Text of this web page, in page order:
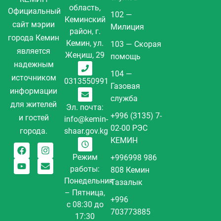
Официальный
сайт мэрии
города Кемин
является
надежным
источником
информации
для жителей
и гостей
города.
область,
Кеминский
район, г.
Кемин, ул.
Жеңиш, 29
0313550991
Эл. почта:
info@kemin-
shaar.gov.kg
Режим
работы:
Понедельник
– Пятница,
с 08:30 до
17:30
102 —
Милиция
103 — Скорая
помощь
104 —
Газовая
служба
+996 (3135) 7-
02-00 РЭС
КЕМИН
+996998 986
808 Кемин
Тазалык
+996
703773885